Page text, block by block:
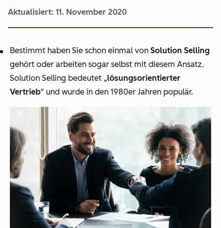
Aktualisiert: 11. November 2020
Bestimmt haben Sie schon einmal von Solution Selling
gehört oder arbeiten sogar selbst mit diesem Ansatz.
Solution Selling bedeutet „lösungsorientierter
Vertrieb“ und wurde in den 1980er Jahren populär.